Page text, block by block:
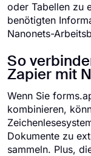
oder Tabellen zu
benötigten
Nanonets-
So
Zapier mit
Wenn Sie
kombinieren,
Dokumente zu
sammeln. Plus,